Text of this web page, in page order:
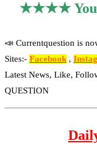
★★★★ You
📣 Currentquestion is
Sites:- Facebook,
Latest News, Like,
QUESTION